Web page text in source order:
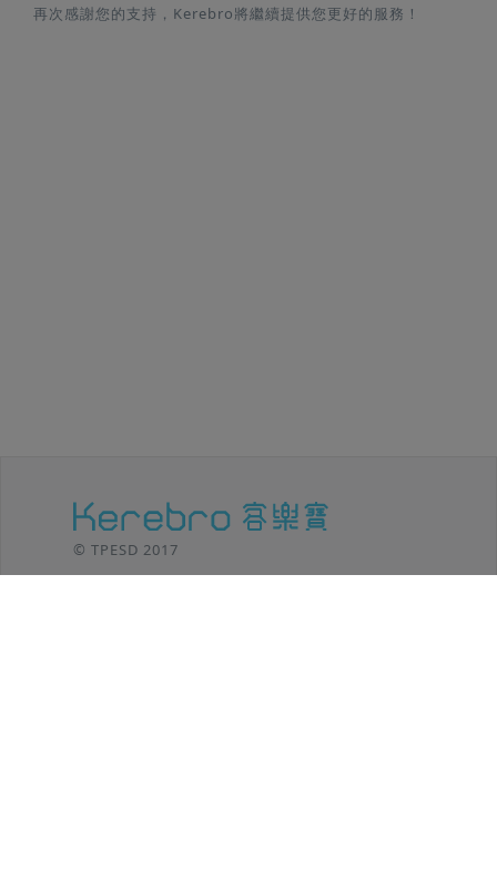
再次感謝您的支持，Kerebro將繼續提供您更好的服務！
© TPESD 2017